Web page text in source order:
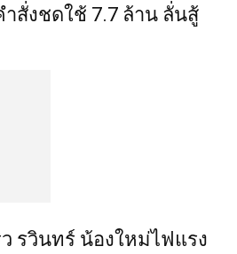
สั่งชดใช้ 7.7 ล้าน ลั่นสู้
รวินทร์ น้องใหม่ไฟแรง